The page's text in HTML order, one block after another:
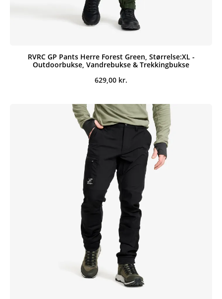
RVRC GP Pants Herre Forest Green, Størrelse:XL -
Outdoorbukse, Vandrebukse & Trekkingbukse
629,00 kr.